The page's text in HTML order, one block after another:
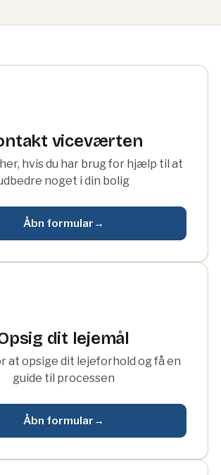
viceværten
hvis du har brug for hjælp til at
noget i din bolig
Åbn formular →
dit lejemål
at opsige dit lejeforhold og få en
guide til processen
Åbn formular →